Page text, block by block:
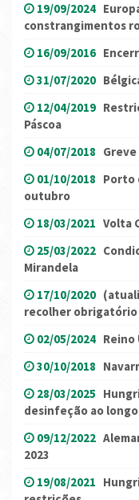
19/09/2024
constrangimentos
16/09/2016
31/07/2020
12/04/2019
Páscoa
04/07/2018
01/10/2018 Porto
outubro
18/03/2021 Volta
25/03/2022
Mirandela
17/10/2020
recolher obrigatório
02/05/2024
30/10/2018
28/03/2025
desinfeção ao
09/12/2022
2023
19/08/2021